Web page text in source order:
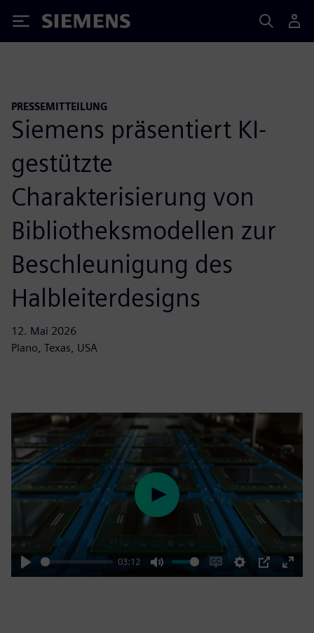
Siemens
PRESSEMITTEILUNG
Siemens präsentiert KI-
gestützte
Charakterisierung von
Bibliotheksmodellen zur
Beschleunigung des
Halbleiterdesigns
12. Mai 2026
Plano, Texas, USA
Play
03:12
Mute
EnableSettings
PIP
Enter
Play